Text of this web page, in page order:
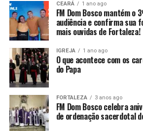
CEARÁ 1 ano ago
FM Dom Bosco mantém o
audiência e confirma sua
mais ouvidas de Fortaleza!
IGREJA 1 ano ago
O que acontece com os
do Papa
FORTALEZA 3 anos ago
FM Dom Bosco celebra
de ordenação sacerdotal